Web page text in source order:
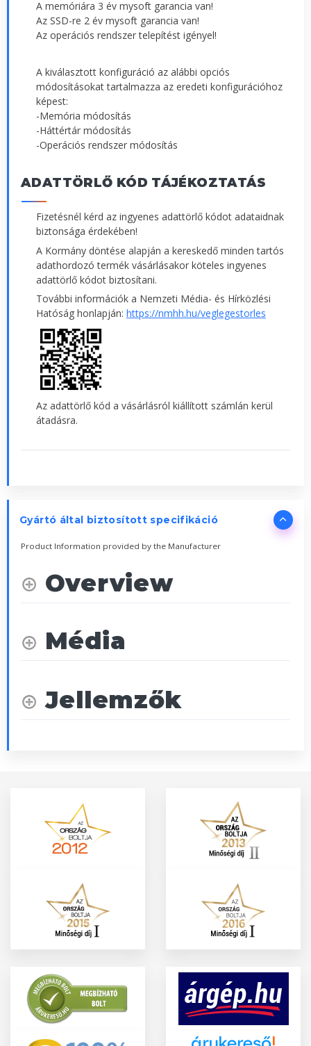
A memóriára 3 év mysoft garancia van!
Az SSD-re 2 év mysoft garancia van!
Az operációs rendszer telepítést igényel!
A kiválasztott konfiguráció az alábbi opciós
módosításokat tartalmazza az eredeti konfigurációhoz
képest:
-Memória módosítás
-Háttértár módosítás
-Operációs rendszer módosítás
ADATTÖRLŐ KÓD TÁJÉKOZTATÁS
Fizetésnél kérd az ingyenes adattörlő kódot adataidnak
biztonsága érdekében!
A Kormány döntése alapján a kereskedő minden tartós
adathordozó termék vásárlásakor köteles ingyenes
adattörlő kódot biztosítani.
További információk a Nemzeti Média- és Hírközlési
Hatóság honlapján: https://nmhh.hu/veglegestorles
Az adattörlő kód a vásárlásról kiállított számlán kerül
átadásra.
Gyártó által biztosított specifikáció
Product Information provided by the Manufacturer
Overview
Média
Jellemzők